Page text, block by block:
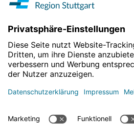
Projekte & Programme
Informationen & Downloads
Geoinformation